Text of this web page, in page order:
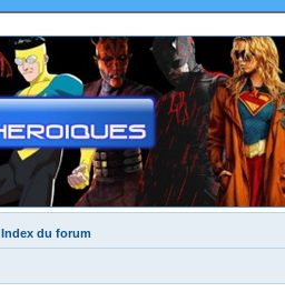
Index du forum